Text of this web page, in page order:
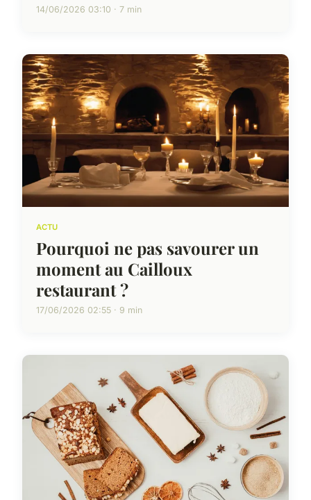
14/06/2026 03:10 · 7 min
ACTU
Pourquoi ne pas savourer un
moment au Cailloux
restaurant ?
17/06/2026 02:55 · 9 min